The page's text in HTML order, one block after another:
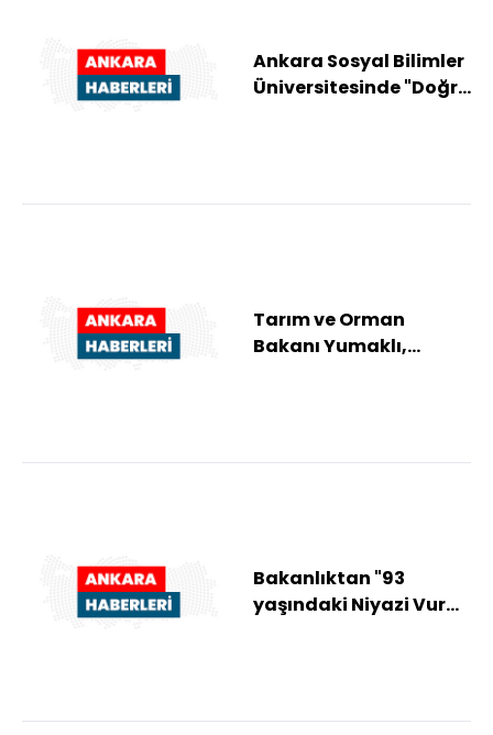
Ankara Sosyal Bilimler
Üniversitesinde "Doğru
Tarım ve Orman
Bakanı Yumaklı,
Bakanlıktan "93
yaşındaki Niyazi Vural